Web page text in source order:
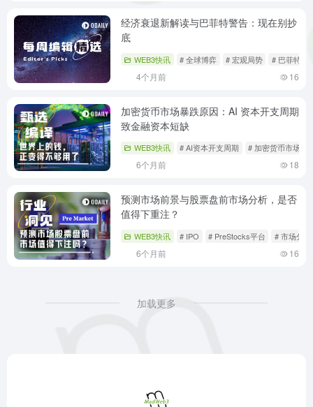
经济衰退新解读与巴菲特警告：现在别抄
底
WEB3快讯 # 全球博弈 # 宏观局势 # 巴菲特
4个月前 16
加密货币市场暴跌原因：AI 资本开支周期
致金融资本短缺
WEB3快讯 # AI资本开支周期 # 加密货币市场
6个月前 18
预测市场前景与股票盘前市场分析，是否
值得下重注？
WEB3快讯 # IPO # PreStocks平台 # 市场分析
6个月前 16
加载更多